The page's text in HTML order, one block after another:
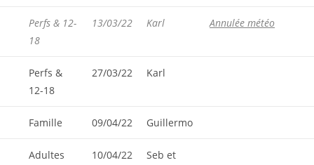
Perfs & 12-
18
13/03/22 Karl Annulée météo
Perfs &
12-18
27/03/22 Karl
Famille 09/04/22 Guillermo
Adultes 10/04/22
Seb et